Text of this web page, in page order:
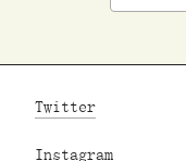
Twitter
Instagram